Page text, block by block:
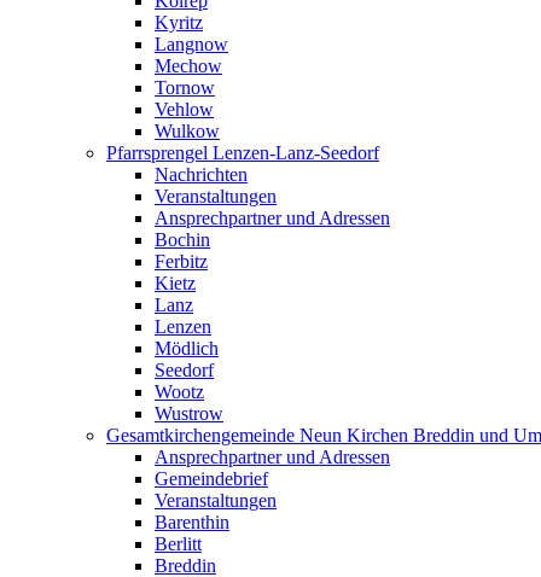
Kyritz
Langnow
Mechow
Tornow
Vehlow
Wulkow
Pfarrsprengel Lenzen-Lanz-Seedorf
Nachrichten
Veranstaltungen
Ansprechpartner und Adressen
Bochin
Ferbitz
Kietz
Lanz
Lenzen
Mödlich
Seedorf
Wootz
Wustrow
Gesamtkirchengemeinde Neun Kirchen Breddin und
Ansprechpartner und Adressen
Gemeindebrief
Veranstaltungen
Barenthin
Berlitt
Breddin